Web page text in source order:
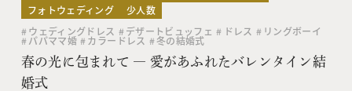
フォトウェディング
少人数
ウェディングドレス
デザートビュッフェ ドレス リングボーイ
パパママ婚 カラードレス
冬の結婚式
春の光に包まれて ― 愛があふれたバレンタイン結
婚式